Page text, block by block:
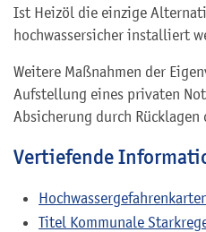
Ist Heizöl die einzige
hochwassersicher installiert
Weitere Maßnahmen der
Aufstellung eines privaten
Absicherung durch Rücklagen
Vertiefende
Titel Kommunale